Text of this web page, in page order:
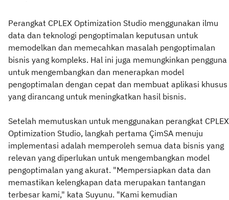
Perangkat CPLEX Optimization Studio menggunakan ilmu
data dan teknologi pengoptimalan keputusan untuk
memodelkan dan memecahkan masalah pengoptimalan
bisnis yang kompleks. Hal ini juga memungkinkan pengguna
untuk mengembangkan dan menerapkan model
pengoptimalan dengan cepat dan membuat aplikasi khusus
yang dirancang untuk meningkatkan hasil bisnis.
Setelah memutuskan untuk menggunakan perangkat CPLEX
Optimization Studio, langkah pertama ÇimSA menuju
implementasi adalah memperoleh semua data bisnis yang
relevan yang diperlukan untuk mengembangkan model
pengoptimalan yang akurat. "Mempersiapkan data dan
memastikan kelengkapan data merupakan tantangan
terbesar kami," kata Suyunu. "Kami kemudian